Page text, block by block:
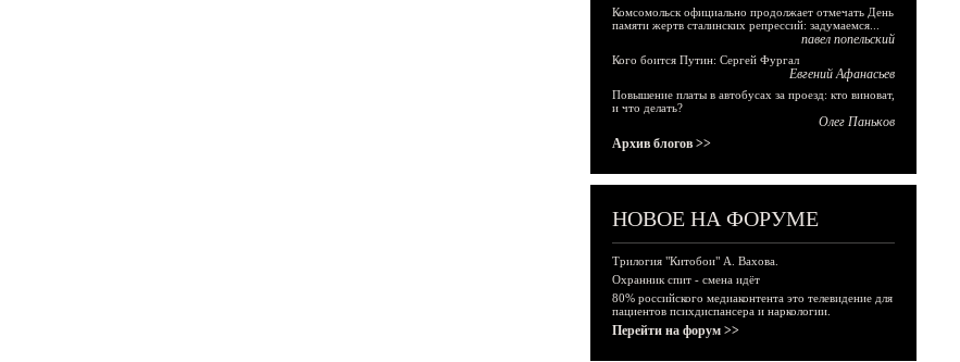
Комсомольск официально продолжает отмечать День
памяти жертв сталинских репрессий: задумаемся...
павел попельский
Кого боится Путин: Сергей Фургал
Евгений Афанасьев
Повышение платы в автобусах за проезд: кто виноват,
и что делать?
Олег Паньков
Архив блогов >>
НОВОЕ НА ФОРУМЕ
Трилогия "Китобои" А. Вахова.
Охранник спит - смена идёт
80% российского медиаконтента это телевидение для
пациентов психдиспансера и наркологии.
Перейти на форум >>